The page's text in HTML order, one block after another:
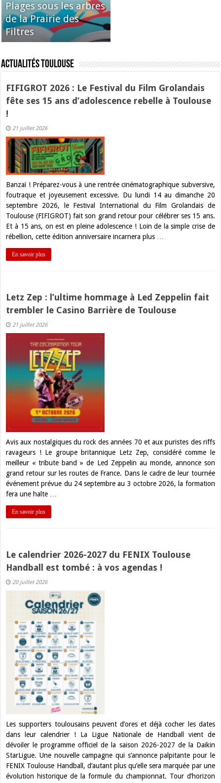
Plages sous les arbres
de la Prairie des
Filtres
Actualités Toulouse
FIFIGROT 2026 : Le Festival du Film Grolandais
fête ses 15 ans d’adolescence rebelle à Toulouse
!
21 juillet 2026
Banzaï ! Préparez-vous à une rentrée cinématographique subversive,
foutraque et joyeusement excessive. Du lundi 14 au dimanche 20
septembre 2026, le Festival International du Film Grolandais de
Toulouse (FIFIGROT) fait son grand retour pour célébrer ses 15 ans.
Et à 15 ans, on est en pleine adolescence ! Loin de la simple crise de
rébellion, cette édition anniversaire incarnera plus …
En savoir plus
Letz Zep : l’ultime hommage à Led Zeppelin fait
trembler le Casino Barrière de Toulouse
21 juillet 2026
Avis aux nostalgiques du rock des années 70 et aux puristes des riffs
ravageurs ! Le groupe britannique Letz Zep, considéré comme le
meilleur « tribute band » de Led Zeppelin au monde, annonce son
grand retour sur les routes de France. Dans le cadre de leur tournée
événement prévue du 24 septembre au 3 octobre 2026, la formation
fera une halte …
En savoir plus
Le calendrier 2026-2027 du FENIX Toulouse
Handball est tombé : à vos agendas !
20 juillet 2026
Les supporters toulousains peuvent d’ores et déjà cocher les dates
dans leur calendrier ! La Ligue Nationale de Handball vient de
dévoiler le programme officiel de la saison 2026-2027 de la Daikin
StarLigue. Une nouvelle campagne qui s’annonce palpitante pour le
FENIX Toulouse Handball, d’autant plus qu’elle sera marquée par une
évolution historique de la formule du championnat. Tour d’horizon